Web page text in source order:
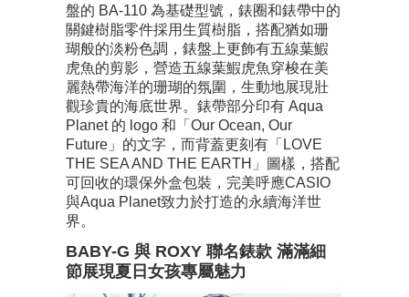
盤的 BA-110 為基礎型號，錶圈和錶帶中的
關鍵樹脂零件採用生質樹脂，搭配猶如珊
瑚般的淡粉色調，錶盤上更飾有五線葉鰕
虎魚的剪影，營造五線葉鰕虎魚穿梭在美
麗熱帶海洋的珊瑚的氛圍，生動地展現壯
觀珍貴的海底世界。錶帶部分印有 Aqua
Planet 的 logo 和「Our Ocean, Our
Future」的文字，而背蓋更刻有「LOVE
THE SEA AND THE EARTH」圖樣，搭配
可回收的環保外盒包裝，完美呼應CASIO
與Aqua Planet致力於打造的永續海洋世
界。
BABY-G 與 ROXY 聯名錶款 滿滿細
節展現夏日女孩專屬魅力